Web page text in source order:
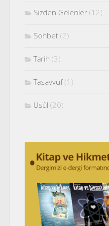
Sizden Gelenler (12)
Sohbet (2)
Tarih (3)
Tasavvuf(1)
Usûl (20)